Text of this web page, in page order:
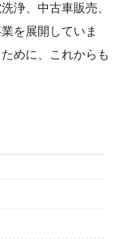
浄、中古車販売、
を展開していま
めに、これからも